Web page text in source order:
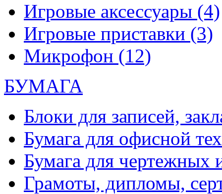
Игровые аксессуары (4)
Игровые приставки (3)
Микрофон (12)
БУМАГА
Блоки для записей,
Бумага для офисной
Бумага для чертежных
Грамоты, дипломы,